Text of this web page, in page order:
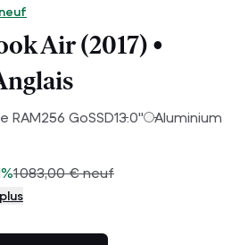
Air (2017) •
RAM256 GoSSD13.0" Aluminium
1 083,00 € neuf